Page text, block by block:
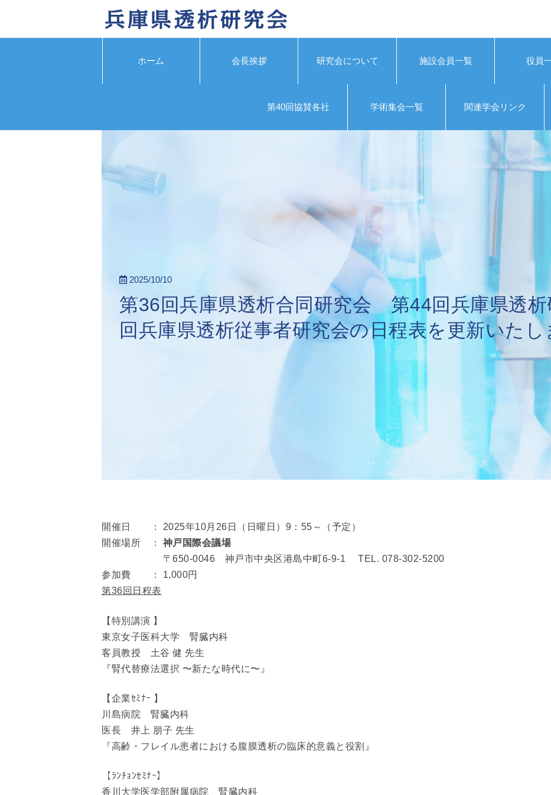
ホーム 会長挨拶 研究会について 施設会員一覧 役員
第40回協賛各社 学術集会一覧 関連学会リンク
2025/10/10
第36回兵庫県透析合同研究会 第44回兵庫県透析
回兵庫県透析従事者研究会の日程表を更新いたし
開催日 ： 2025年10月26日（日曜日）9：55～（予定）
開催場所 ：
神戸国際会議場
〒650-0046 神戸市中央区港島中町6‐9‐1 TEL. 078‐302‐5200
参加費 ： 1,000円
第36回日程表
【特別講演 】
東京女子医科大学 腎臓内科
客員教授 土谷 健 先生
『腎代替療法選択 〜新たな時代に〜』
【企業ｾﾐﾅｰ 】
川島病院 腎臓内科
医長 井上 朋子 先生
『高齢・フレイル患者における腹膜透析の臨床的意義と役割』
【ﾗﾝﾁｮﾝｾﾐﾅｰ】
香川大学医学部附属病院 腎臓内科